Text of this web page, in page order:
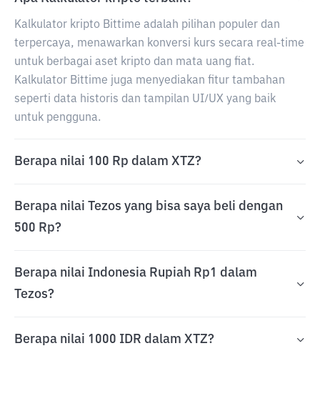
Kalkulator kripto Bittime adalah pilihan populer dan
terpercaya, menawarkan konversi kurs secara real-time
untuk berbagai aset kripto dan mata uang fiat.
Kalkulator Bittime juga menyediakan fitur tambahan
seperti data historis dan tampilan UI/UX yang baik
untuk pengguna.
Berapa nilai 100 Rp dalam XTZ?
Berapa nilai Tezos yang bisa saya beli dengan
500 Rp?
Berapa nilai Indonesia Rupiah Rp1 dalam
Tezos?
Berapa nilai 1000 IDR dalam XTZ?